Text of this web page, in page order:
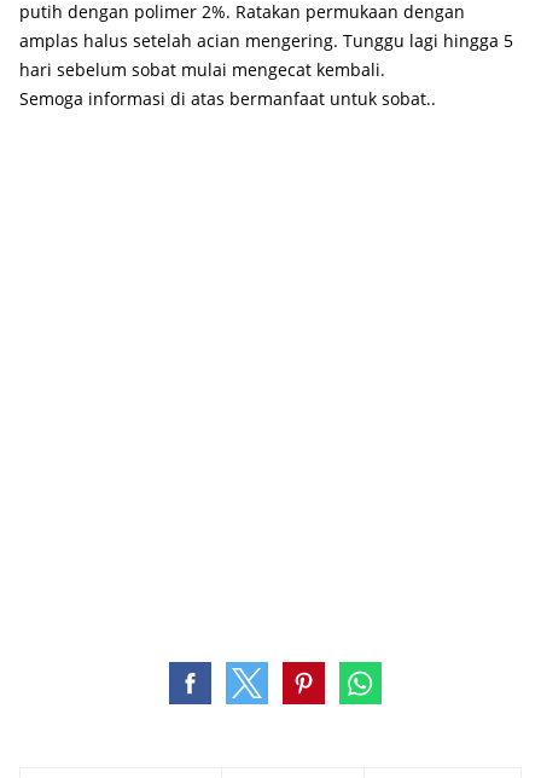
putih dengan polimer 2%. Ratakan permukaan dengan
amplas halus setelah acian mengering. Tunggu lagi hingga 5
hari sebelum sobat mulai mengecat kembali.
Semoga informasi di atas bermanfaat untuk sobat..